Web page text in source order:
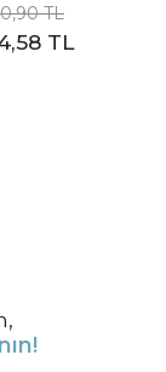
TL
TL